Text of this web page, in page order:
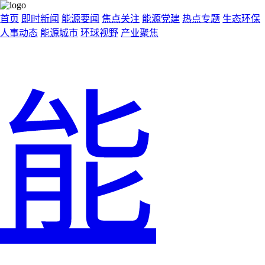
首页 即时新闻 能源要闻 焦点关注 能源党建 热点专题 生态环保
人事动态 能源城市 环球视野 产业聚焦
能